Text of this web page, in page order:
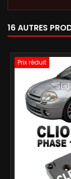
16 AUTRES
Prix réduit